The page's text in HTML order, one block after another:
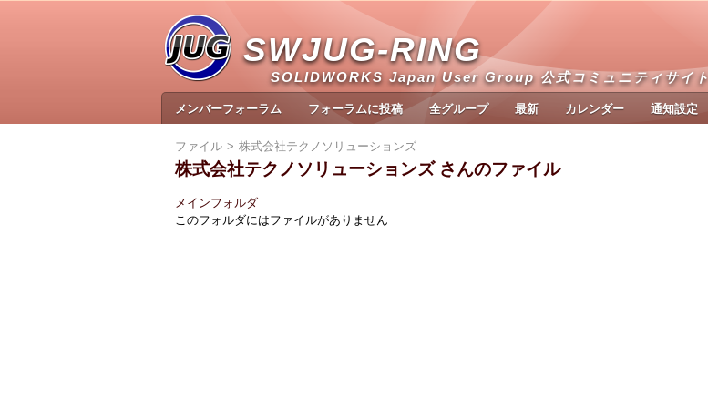
SWJUG-RING
SOLIDWORKS Japan User Group 公式コミュニティサイト
メンバーフォーラム フォーラムに投稿 全グループ 最新 カレンダー 通知設定
ファイル 株式会社テクノソリューションズ
株式会社テクノソリューションズ さんのファイル
メインフォルダ
このフォルダにはファイルがありません